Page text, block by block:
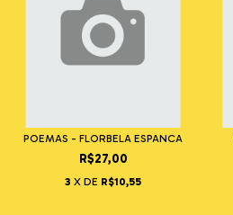
POEMAS - FLORBELA ESPANCA
R$27,00
3 X DE R$10,55